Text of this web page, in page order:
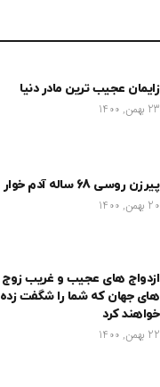
زایمان عجیب ترین مادر دنیا
23 بهمن, 1400
پیرزن روسی 68 ساله آدم خوار
20 بهمن, 1400
ازدواج های عجیب و غریب زوج
های جهان که شما را شگفت زده
خواهند کرد
22 بهمن, 1400